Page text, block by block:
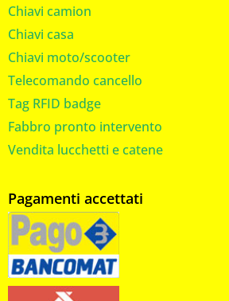
Chiavi camion
Chiavi casa
Chiavi moto/scooter
Telecomando cancello
Tag RFID badge
Fabbro pronto intervento
Vendita lucchetti e catene
Pagamenti accettati